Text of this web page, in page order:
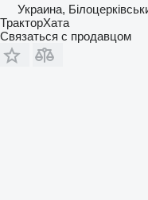
Украина,
ТракторХата
Связаться с продавцом